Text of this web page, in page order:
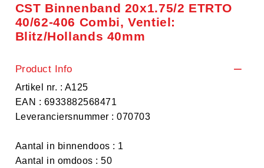
CST Binnenband 20x1.75/2 ETRTO
40/62-406 Combi, Ventiel:
Blitz/Hollands 40mm
Product Info
Artikel nr. : A125
EAN : 6933882568471
Leveranciersnummer : 070703
Aantal in binnendoos : 1
Aantal in omdoos : 50